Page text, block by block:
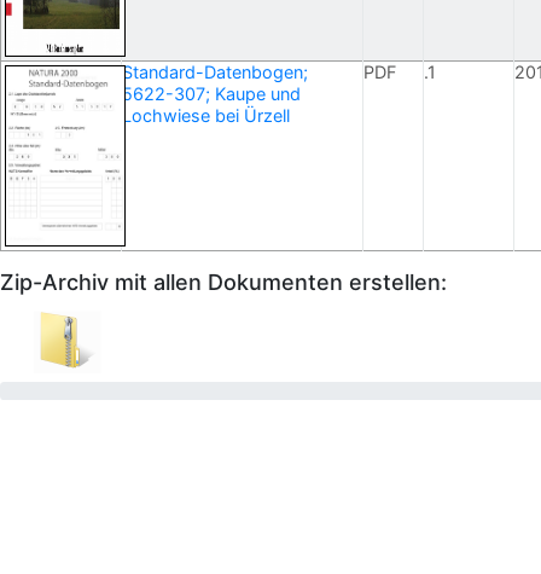
Standard-Datenbogen;
5622-307; Kaupe und
Lochwiese bei Ürzell
PDF .1
Zip-Archiv mit allen Dokumenten erstellen: